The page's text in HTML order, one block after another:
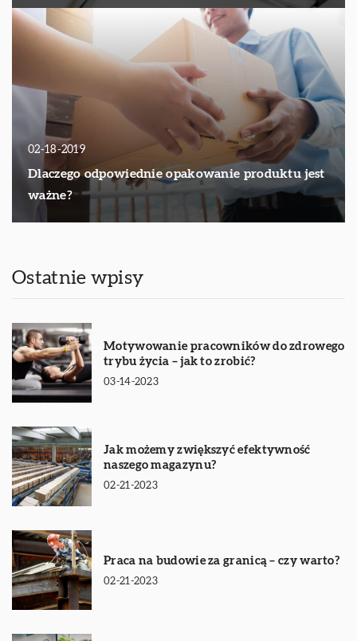
02-18-2019
Dlaczego odpowiednie opakowanie produktu jest
ważne?
Ostatnie wpisy
Motywowanie pracowników do zdrowego
trybu życia – jak to zrobić?
03-14-2023
Jak możemy zwiększyć efektywność
naszego magazynu?
02-21-2023
Praca na budowie za granicą – czy warto?
02-21-2023